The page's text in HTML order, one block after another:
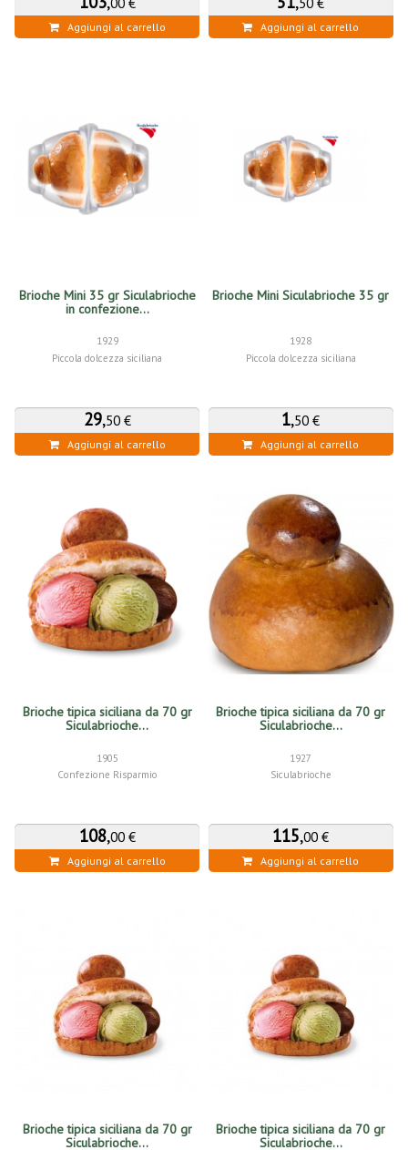
Aggiungi al carrello Aggiungi al carrello
Brioche Mini 35 gr Siculabrioche
in confezione...
1929
Piccola dolcezza siciliana
29,50 €
Aggiungi al carrello
Brioche Mini Siculabrioche 35 gr
1928
Piccola dolcezza siciliana
1,50 €
Aggiungi al carrello
Brioche tipica siciliana da 70 gr
Siculabrioche...
1905
Confezione Risparmio
108,00 €
Aggiungi al carrello
Brioche tipica siciliana da 70 gr
Siculabrioche...
1927
Siculabrioche
115,00 €
Aggiungi al carrello
Brioche tipica siciliana da 70 gr
Siculabrioche...
Brioche tipica siciliana da 70 gr
Siculabrioche...